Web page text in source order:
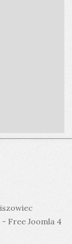
- Free Joomla 4